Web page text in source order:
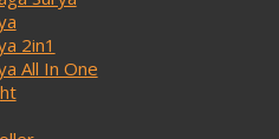
2in1
All In One